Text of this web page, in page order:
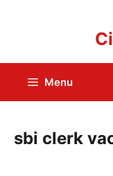
Menu
sbi clerk